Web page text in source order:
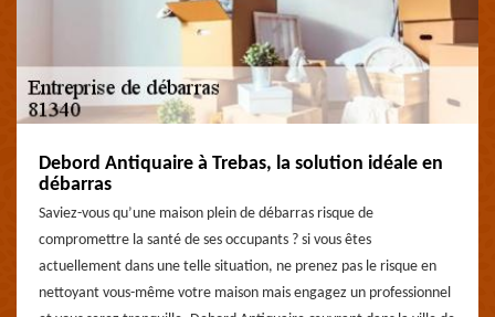
Debord Antiquaire à Trebas, la solution idéale en
débarras
Saviez-vous qu’une maison plein de débarras risque de
compromettre la santé de ses occupants ? si vous êtes
actuellement dans une telle situation, ne prenez pas le risque en
nettoyant vous-même votre maison mais engagez un professionnel